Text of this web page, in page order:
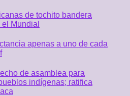
de tochito bandera
Mundial
apenas a uno de cada
de asamblea para
indígenas; ratifica